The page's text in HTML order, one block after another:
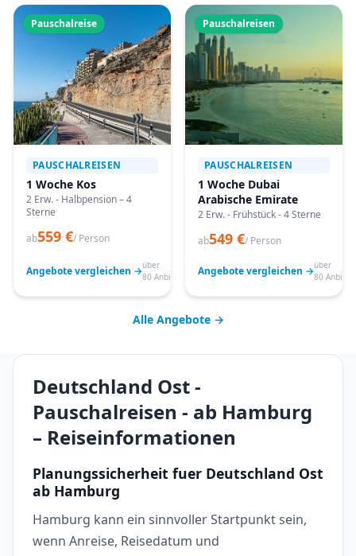
Pauschalreise
PAUSCHALREISEN
1 Woche Kos
2 Erw. - Halbpension – 4
Sterne
ab559 €/ Person
Angebote vergleichen →über
80 Anbieter
Pauschalreisen
PAUSCHALREISEN
1 Woche Dubai
Arabische Emirate
2 Erw. - Frühstück - 4 Sterne
ab549 €/ Person
Angebote vergleichen →über
80
Alle Angebote →
Deutschland Ost -
Pauschalreisen - ab Hamburg
– Reiseinformationen
Planungssicherheit fuer Deutschland Ost
ab Hamburg
Hamburg kann ein sinnvoller Startpunkt sein,
wenn Anreise, Reisedatum und